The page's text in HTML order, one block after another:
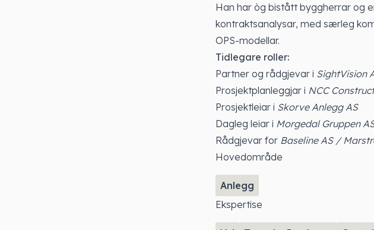
Han har òg bistått byggherrar og
kontraktsanalysar, med særleg
OPS-modellar.
Tidlegare roller:
Partner og rådgjevar i SightVision
Prosjektplanleggjar i NCC
Prosjektleiar i Skorve Anlegg AS
Dagleg leiar i Morgedal Gruppen
Rådgjevar for Baseline AS /
Hovedområde
Anlegg
Ekspertise